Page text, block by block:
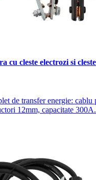
cu cleste electrozi si
de transfer energie: cablu
12mm, capacitate